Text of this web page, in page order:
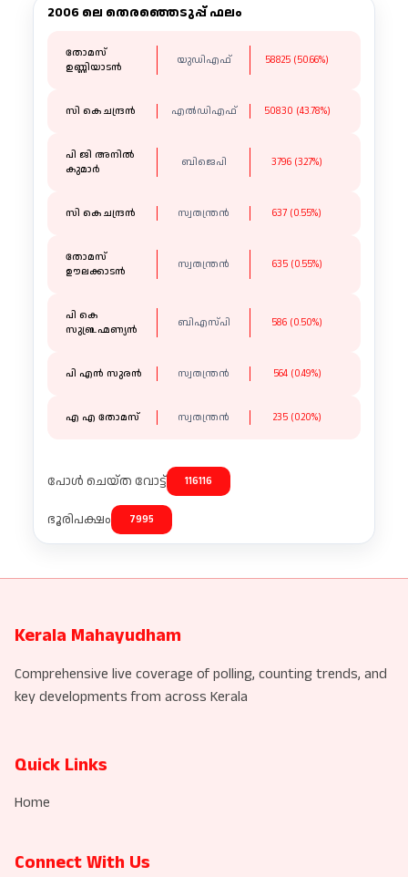
2006 ലെ തെരഞ്ഞെടുപ്പ് ഫലം
തോമസ്
ഉണ്ണിയാടൻ
യുഡിഎഫ് 58825 (50.66%)
സി കെ ചന്ദ്രൻ എൽഡിഎഫ് 50830 (43.78%)
പി ജി അനിൽ
കുമാർ
ബിജെപി 3796 (3.27%)
സി കെ ചന്ദ്രൻ സ്വതന്ത്രന്‍ 637 (0.55%)
തോമസ്
ഊലക്കാടൻ
സ്വതന്ത്രന്‍ 635 (0.55%)
പി കെ
സുബ്രഹ്മണ്യൻ
ബിഎസ്പി 586 (0.50%)
പി എൻ സുരൻ സ്വതന്ത്രന്‍ 564 (0.49%)
എ എ തോമസ് സ്വതന്ത്രന്‍ 235 (0.20%)
പോൾ ചെയ്ത വോട്ട് 116116
ഭൂരിപക്ഷം 7995
Kerala Mahayudham
Comprehensive live coverage of polling, counting trends, and
key developments from across Kerala
Quick Links
Home
Connect With Us